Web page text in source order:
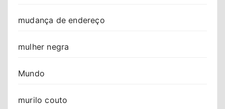
mudança de endereço
mulher negra
Mundo
murilo couto